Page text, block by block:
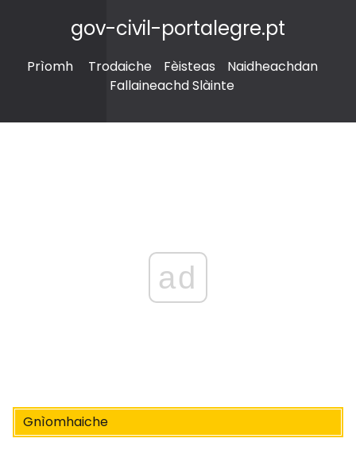
gov-civil-portalegre.pt
Prìomh Trodaiche Fèisteas
Naidheachdan
Fallaineachd Slàinte
ad
Gnìomhaiche